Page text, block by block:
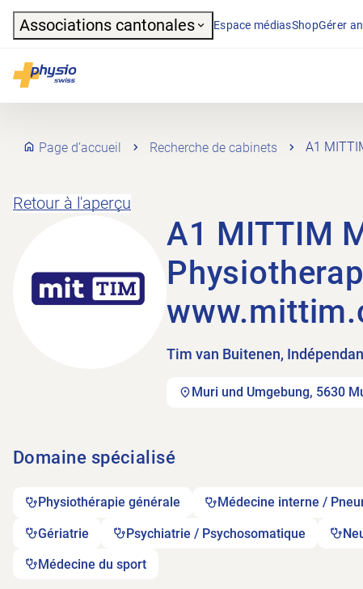
Header
Associations cantonales Espace médiasShopGérer
Physioswiss
Navigation principale
Page d’accueil Recherche de cabinets A1
Retour à l'aperçu
A1 MITTIM
Tim van Buitenen,
Muri und Umgebung, 5630
Domaine spécialisé
Physiothérapie générale Médecine interne /
Gériatrie Psychiatrie / Psychosomatique
Médecine du sport